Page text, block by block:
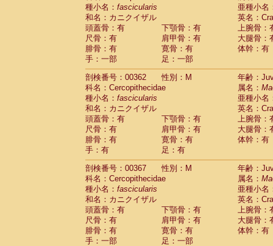
種小名： fascicularis
亜種小名
和名：カニクイザル
英名：
頭蓋骨：有
下顎骨：有
上腕骨：
尺骨：有
肩甲骨：有
大腿骨：
腓骨：有
寛骨：有
体幹：有
手：一部
足：一部
剖検番号：00362
性別：M
年齢：
科名：Cercopithecidae
属名：
種小名： fascicularis
亜種小名
和名：カニクイザル
英名：
頭蓋骨：有
下顎骨：有
上腕骨：
尺骨：有
肩甲骨：有
大腿骨：
腓骨：有
寛骨：有
体幹：有
手：有
足：有
剖検番号：00367
性別：M
年齢：
科名：Cercopithecidae
属名：
種小名： fascicularis
亜種小名
和名：カニクイザル
英名：
頭蓋骨：有
下顎骨：有
上腕骨：
尺骨：有
肩甲骨：有
大腿骨：
腓骨：有
寛骨：有
体幹：有
手：一部
足：一部